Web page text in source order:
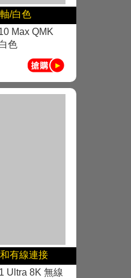
/白色
Max QMK
色
有線連接
Ultra 8K 無線